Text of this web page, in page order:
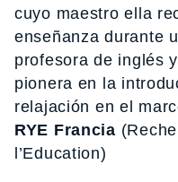
cuyo maestro ella
enseñanza durante
profesora de inglés
pionera en la
relajación en el
RYE Francia
l’Education)